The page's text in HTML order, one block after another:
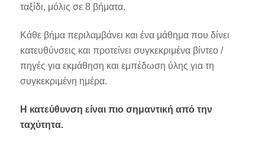
ταξίδι, μόλις σε 8 βήματα.
Κάθε βήμα περιλαμβάνει και ένα μάθημα που δίνει
κατευθύνσεις και προτείνει συγκεκριμένα βίντεο /
πηγές για εκμάθηση και εμπέδωση ύλης για τη
συγκεκριμένη ημέρα.
Η κατεύθυνση είναι πιο σημαντική από την
ταχύτητα.